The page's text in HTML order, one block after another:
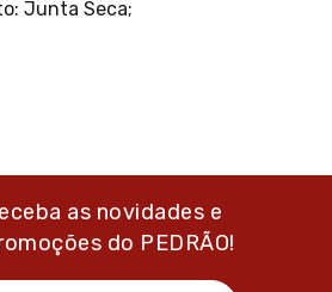
Junta Seca;
as novidades e
do PEDRÃO!